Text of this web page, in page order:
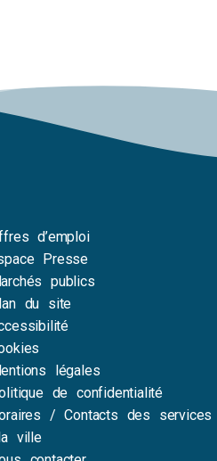
d’emploi
Presse
publics
du site
légales
de confidentialité
/ Contacts des services
ville